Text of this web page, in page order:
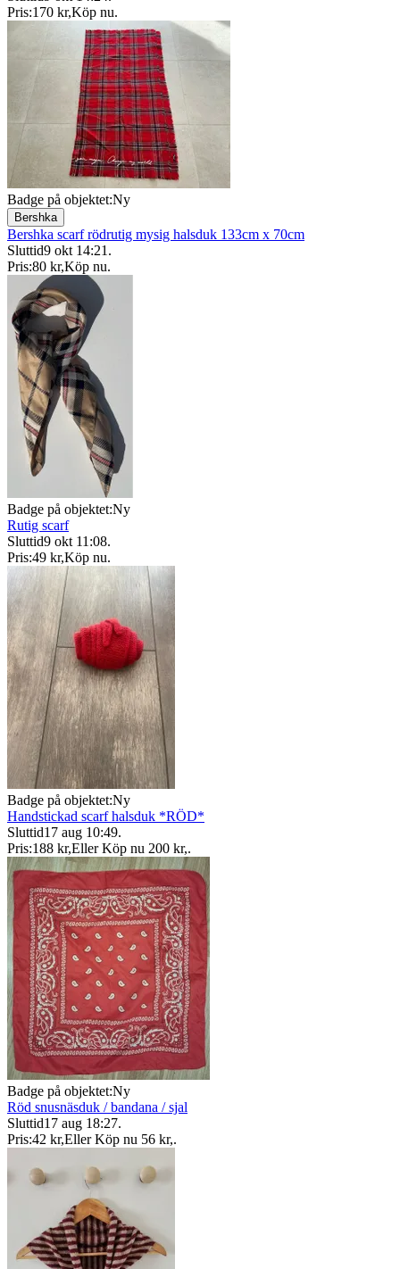
Pris:170 kr,Köp nu.
Badge på objektet:Ny
Bershka
Bershka scarf rödrutig mysig halsduk 133cm x 70cm
Sluttid9 okt 14:21 .
Pris:80 kr,Köp nu.
Badge på objektet:Ny
Rutig scarf
Sluttid9 okt 11:08.
Pris:49 kr,Köp nu.
Badge på objektet:Ny
Handstickad scarf halsduk *RÖD*
Sluttid17 aug 10:49.
Pris:188 kr,Eller Köp nu 200 kr,.
Badge på objektet:Ny
Röd snusnäsduk / bandana / sjal
Sluttid17 aug 18:27.
Pris:42 kr,Eller Köp nu 56 kr,.